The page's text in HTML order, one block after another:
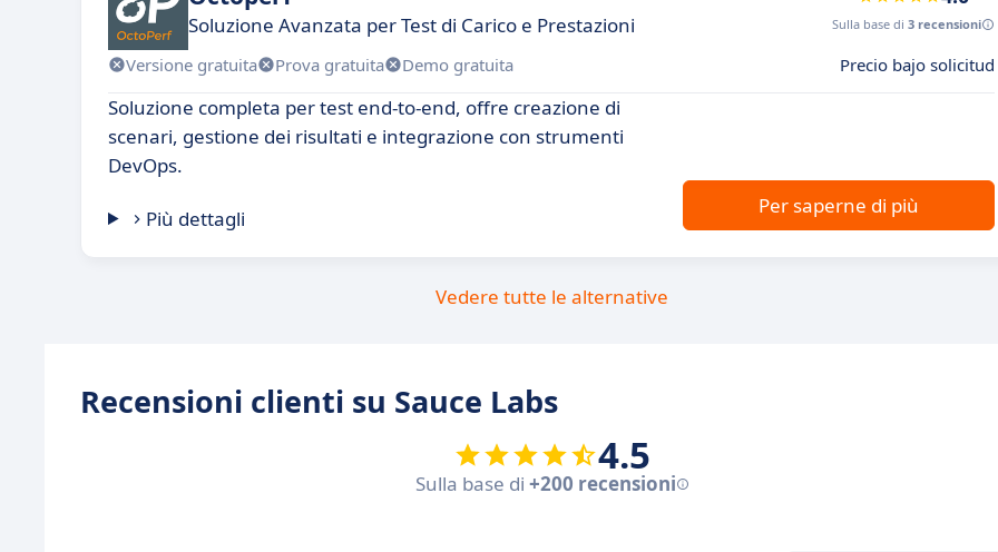
Soluzione Avanzata per Test di Carico e Prestazioni Sulla base di 3 recensioni
Versione gratuita Prova gratuita Demo gratuita Precio bajo solicitud
Soluzione completa per test end-to-end, offre creazione di
scenari, gestione dei risultati e integrazione con strumenti
DevOps.
Più dettagli
Per saperne di più
Vedere tutte le alternative
Recensioni clienti su Sauce Labs
4.5
Sulla base di +200 recensioni